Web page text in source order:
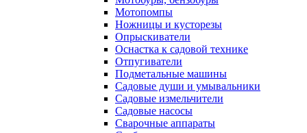
Мотопомпы
Ножницы и кусторезы
Опрыскиватели
Оснастка к садовой технике
Отпугиватели
Подметальные машины
Садовые души и умывальники
Садовые измельчители
Садовые насосы
Сварочные аппараты